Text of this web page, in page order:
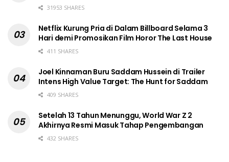
31953 SHARES
Netflix Kurung Pria di Dalam Billboard Selama 3
Hari demi Promosikan Film Horor The Last House
411 SHARES
Joel Kinnaman Buru Saddam Hussein di Trailer
Intens High Value Target: The Hunt for Saddam
409 SHARES
Setelah 13 Tahun Menunggu, World War Z 2
Akhirnya Resmi Masuk Tahap Pengembangan
432 SHARES